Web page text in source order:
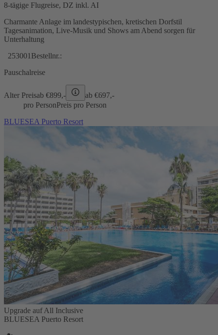
8-tägige Flugreise, DZ inkl. AI
Charmante Anlage im landestypischen, kretischen Dorfstil
Tagesanimation, Live-Musik und Shows am Abend sorgen für
Unterhaltung
253001 Bestellnr.:
Pauschalreise
Alter Preisab €899,- ab €697,-
pro PersonPreis pro Person
BLUESEA Puerto Resort
Upgrade auf All Inclusive
BLUESEA Puerto Resort